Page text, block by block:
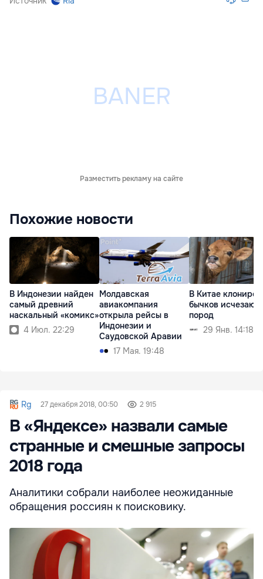
Разместить рекламу на сайте
Похожие новости
В Индонезии найден
самый древний
наскальный «комикс»
4 Июл. 22:29
Молдавская
авиакомпания
открыла рейсы в
Индонезии и
Саудовской Аравии
17 Мая. 19:48
В Китае
бычков
пород
29 Янв. 14:18
Rg 27 декабря 2018, 00:50 2 915
В «Яндексе» назвали самые
странные и смешные запросы
2018 года
Аналитики собрали наиболее неожиданные
обращения россиян к поисковику.